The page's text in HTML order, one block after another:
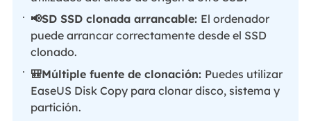
📢SD SSD clonada arrancable: El ordenador
puede arrancar correctamente desde el SSD
clonado.
🎒Múltiple fuente de clonación: Puedes utilizar
EaseUS Disk Copy para clonar disco, sistema y
partición.